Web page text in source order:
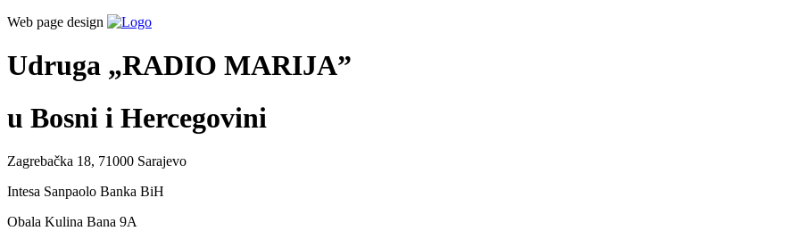
Web page design
Udruga „RADIO MARIJA”
u Bosni i Hercegovini
Zagrebačka 18, 71000 Sarajevo
Intesa Sanpaolo Banka BiH
Obala Kulina Bana 9A